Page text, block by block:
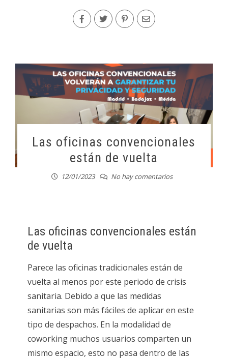
Las oficinas convencionales
están de vuelta
12/01/2023 No hay comentarios
Las oficinas convencionales están
de vuelta
Parece las oficinas tradicionales están de
vuelta al menos por este periodo de crisis
sanitaria. Debido a que las medidas
sanitarias son más fáciles de aplicar en este
tipo de despachos. En la modalidad de
coworking muchos usuarios comparten un
mismo espacio, esto no pasa dentro de las